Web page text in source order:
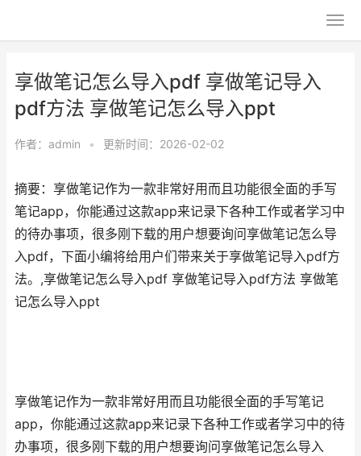
享做笔记怎么导入pdf 享做笔记导入
pdf方法 享做笔记怎么导入ppt
作者： admin • 更新时间：2026-02-02
摘要：享做笔记作为一款非常好用而且功能很全面的手写
笔记app，你能通过这款app来记录下各种工作或者学习中
的待办事项，很多刚下载的用户想要询问享做笔记怎么导
入pdf，下面小编将给用户们带来关于享做笔记导入pdf方
法。,享做笔记怎么导入pdf 享做笔记导入pdf方法 享做笔
记怎么导入ppt
享做笔记作为一款非常好用而且功能很全面的手写笔记
app，你能通过这款app来记录下各种工作或者学习中的待
办事项，很多刚下载的用户想要询问享做笔记怎么导入